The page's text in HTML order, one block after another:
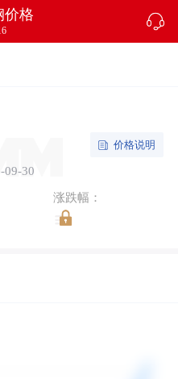
价格
09-30
价格说明
涨跌幅：